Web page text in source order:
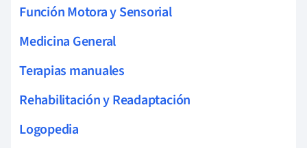
Función Motora y Sensorial
Medicina General
Terapias manuales
Rehabilitación y Readaptación
Logopedia